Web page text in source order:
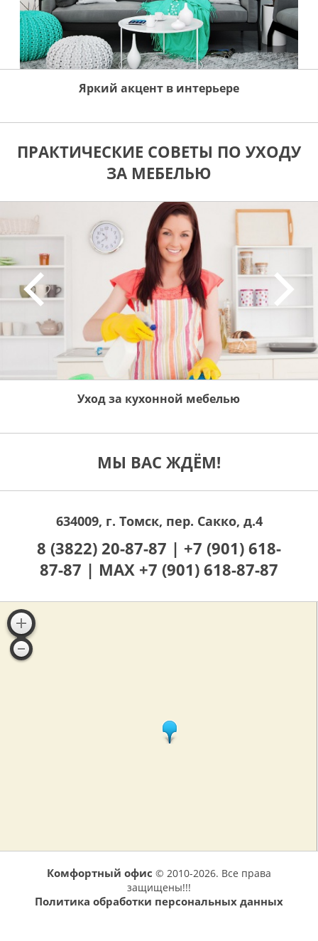
Яркий акцент в интерьере
ПРАКТИЧЕСКИЕ СОВЕТЫ ПО УХОДУ
ЗА МЕБЕЛЬЮ
Уход за кухонной мебелью
МЫ ВАС ЖДЁМ!
634009, г. Томск, пер. Сакко, д.4
8 (3822) 20-87-87 | +7 (901) 618-
87-87 | MAX +7 (901) 618-87-87
Комфортный офис © 2010-2026. Все права
защищены!!!
Политика обработки персональных данных